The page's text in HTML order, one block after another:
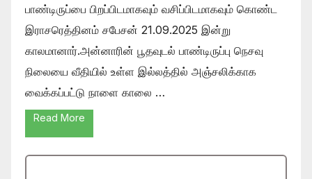
பாண்டிருப்பை பிறப்பிடமாகவும் வசிப்பிடமாகவும் கொண்ட
இராசரெத்தினம் சபேசன் 21.09.2025 இன்று
காலமானார்.அன்னாரின் பூதவுடல் பாண்டிருப்பு நெசவு
நிலையை வீதியில் உள்ள இல்லத்தில் அஞ்சலிக்காக
வைக்கப்பட்டு நாளை காலை …
Read More